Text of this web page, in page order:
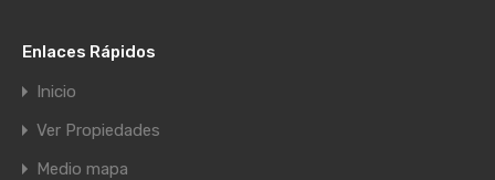
Enlaces Rápidos
Inicio
Ver Propiedades
Medio mapa